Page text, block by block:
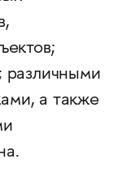
различными
а также